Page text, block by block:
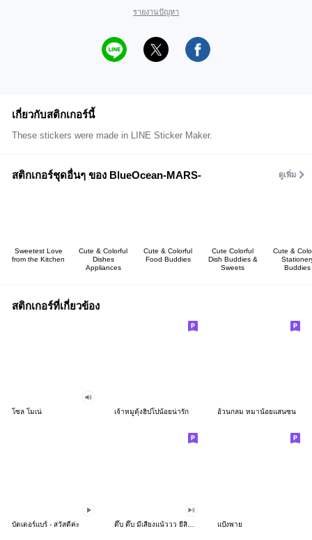
รายงานปัญหา
เกี่ยวกับสติกเกอร์นี้
These stickers were made in LINE Sticker Maker.
สติกเกอร์ชุดอื่นๆ ของ BlueOcean-MARS- ดูเพิ่ม
Sweetest Love
from the Kitchen
Cute & Colorful
Dishes
Appliances
Cute & Colorful
Food Buddies
Cute Colorful
Dish Buddies &
Sweets
Cute &
Buddies
สติกเกอร์ที่เกี่ยวข้อง
โซล โมเน่ เจ้าหมูดุ้งฮิปโปน้อยน่ารัก อ้วนกลม หมาน้อยแสนซน
บัตเตอร์แบร์ - สวัสดีค่ะ แป้งพาย